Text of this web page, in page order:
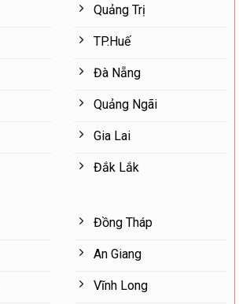
Quảng Trị
TP.Huế
Đà Nẵng
Quảng Ngãi
Gia Lai
Đắk Lắk
Đồng Tháp
An Giang
Vĩnh Long